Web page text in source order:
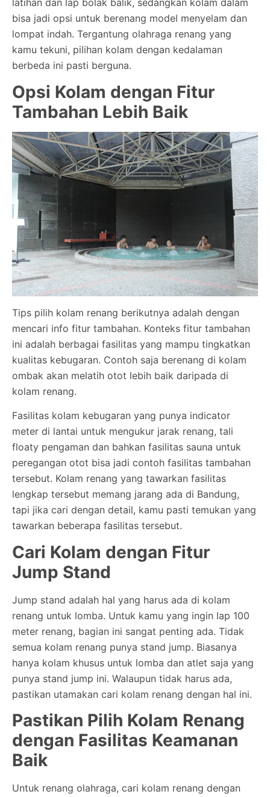
latihan dan lap bolak balik, sedangkan kolam dalam
bisa jadi opsi untuk berenang model menyelam dan
lompat indah. Tergantung olahraga renang yang
kamu tekuni, pilihan kolam dengan kedalaman
berbeda ini pasti berguna.
Opsi Kolam dengan Fitur
Tambahan Lebih Baik
Tips pilih kolam renang berikutnya adalah dengan
mencari info fitur tambahan. Konteks fitur tambahan
ini adalah berbagai fasilitas yang mampu tingkatkan
kualitas kebugaran. Contoh saja berenang di kolam
ombak akan melatih otot lebih baik daripada di
kolam renang.
Fasilitas kolam kebugaran yang punya indicator
meter di lantai untuk mengukur jarak renang, tali
floaty pengaman dan bahkan fasilitas sauna untuk
peregangan otot bisa jadi contoh fasilitas tambahan
tersebut. Kolam renang yang tawarkan fasilitas
lengkap tersebut memang jarang ada di Bandung,
tapi jika cari dengan detail, kamu pasti temukan yang
tawarkan beberapa fasilitas tersebut.
Cari Kolam dengan Fitur
Jump Stand
Jump stand adalah hal yang harus ada di kolam
renang untuk lomba. Untuk kamu yang ingin lap 100
meter renang, bagian ini sangat penting ada. Tidak
semua kolam renang punya stand jump. Biasanya
hanya kolam khusus untuk lomba dan atlet saja yang
punya stand jump ini. Walaupun tidak harus ada,
pastikan utamakan cari kolam renang dengan hal ini.
Pastikan Pilih Kolam Renang
dengan Fasilitas Keamanan
Baik
Untuk renang olahraga, cari kolam renang dengan